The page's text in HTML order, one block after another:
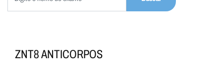
UNIDADES
Siga-nos:
ZNT8 ANTICORPOS